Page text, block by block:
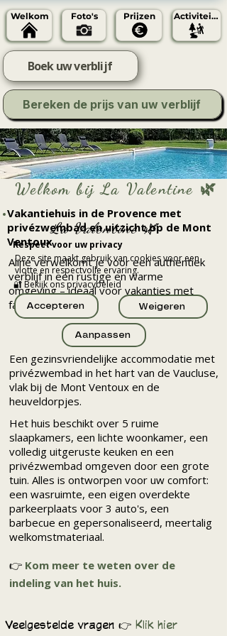
Welkom Foto's Prijzen Activiteiten
Boek uw verblijf
Bereken de prijs van uw verblijf
Welkom bij La Valentine 🌿
Vakantiehuis in de Provence met
privézwembad en uitzicht op de Mont
Ventoux
Aline verwelkomt je voor een authentiek
verblijf in een rustige en warme
omgeving – ideaal voor vakanties met
familie of vrienden
Een gezinsvriendelijke accommodatie met
privézwembad in het hart van de Vaucluse,
vlak bij de Mont Ventoux en de
heuveldorpjes.
La Valentine 🌿
Respect voor uw privacy
Deze site maakt gebruik van cookies voor een
vlotte en respectvolle ervaring.
🔐 Bekijk ons ​​privacybeleid
Accepteren Weigeren
Aanpassen
Het huis beschikt over 5 ruime
slaapkamers, een lichte woonkamer, een
volledig uitgeruste keuken en een
privézwembad omgeven door een grote
tuin. Alles is ontworpen voor uw comfort:
een wasruimte, een eigen overdekte
parkeerplaats voor 3 auto's, een
barbecue en gepersonaliseerd, meertalig
welkomstmateriaal.
👉 Kom meer te weten over de
indeling van het huis.
Veelgestelde vragen 👉 Klik hier